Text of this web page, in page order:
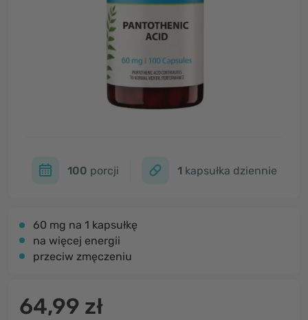
100 porcji 1 kapsułka dziennie
60 mg na 1 kapsułkę
na więcej energii
przeciw zmęczeniu
64,99 zł